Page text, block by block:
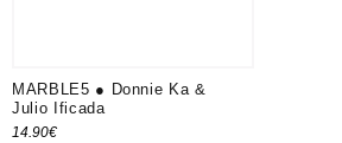
MARBLE5 ● Donnie Ka &
Julio Ificada
14.90€